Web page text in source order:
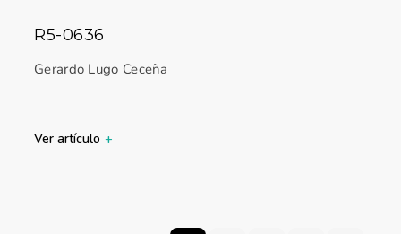
R5-0636
Gerardo Lugo Ceceña
Ver artículo +